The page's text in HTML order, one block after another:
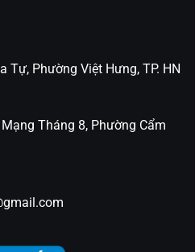
lưu ý một số mẹo vệ
nước ấm có pha một
rửa mạnh có tính axit
của khung đèn.
nối và dây treo để
đối.
Tự, Phường Việt Hưng, TP. HN
Tháng 8, Phường Cẩm